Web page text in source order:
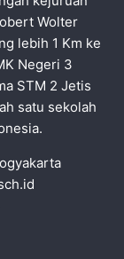
Wolter
lebih 1 Km ke
Negeri 3
STM 2 Jetis
satu sekolah